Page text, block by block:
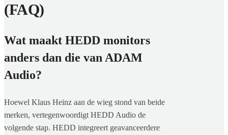
(FAQ)
Wat maakt HEDD monitors
anders dan die van ADAM
Audio?
Hoewel Klaus Heinz aan de wieg stond van beide
merken, vertegenwoordigt HEDD Audio de
volgende stap. HEDD integreert geavanceerdere